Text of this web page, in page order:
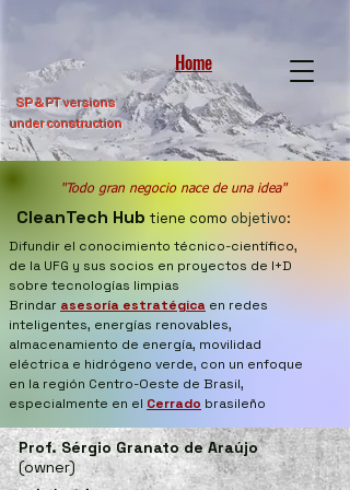
Home
SP & PT versions
under construction
"Todo gran negocio nace de una idea"
CleanTech Hub tiene como objetivo:
Difundir el conocimiento técnico-científico,
de la UFG y sus socios en proyectos de I+D
sobre tecnologías limpias
Brindar asesoría estratégica en redes
inteligentes, energías renovables,
almacenamiento de energía, movilidad
eléctrica e hidrógeno verde, con un enfoque
en la región Centro-Oeste de Brasil,
especialmente en el Cerrado brasileño
Prof. Sérgio Granato de Araújo
(owner)